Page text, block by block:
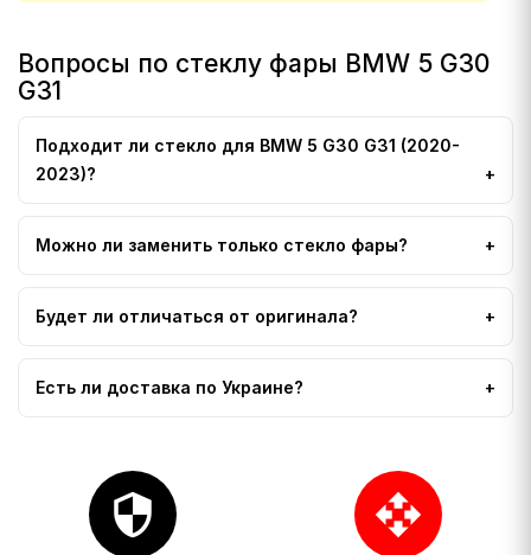
Вопросы по стеклу фары BMW 5 G30
G31
Подходит ли стекло для BMW 5 G30 G31 (2020-
2023)?
Можно ли заменить только стекло фары?
Будет ли отличаться от оригинала?
Есть ли доставка по Украине?
security open_with